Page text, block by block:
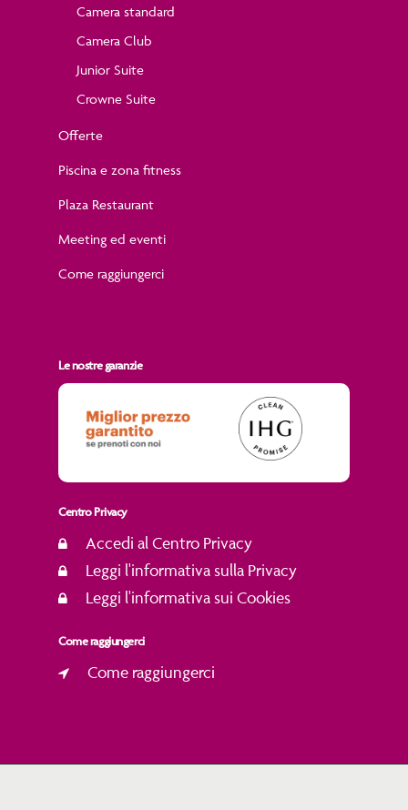
Camera standard
Camera Club
Junior Suite
Crowne Suite
Offerte
Piscina e zona fitness
Plaza Restaurant
Meeting ed eventi
Come raggiungerci
Le nostre garanzie
Centro Privacy
Accedi al Centro Privacy
Leggi l'informativa sulla Privacy
Leggi l'informativa sui Cookies
Come raggiungerci
Come raggiungerci